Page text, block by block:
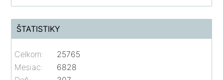
ŠTATISTIKY
Celkom:
25765
Mesiac:
6828